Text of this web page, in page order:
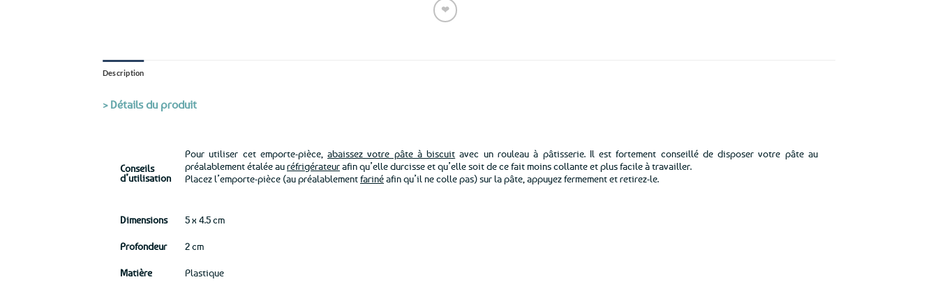
❤
Description
> Détails du produit
Conseils
d’utilisation
Pour utiliser cet emporte-pièce,abaissez votre pâte à biscuit avec un rouleau à pâtisserie. Il est fortement conseillé de disposer votre pâte au
préalablement étalée auréfrigérateurafin qu’elle durcisse et qu’elle soit de ce fait moins collante et plus facile à travailler.
Placez l’emporte-pièce (au préalablementfarinéafin qu’il ne colle pas) sur la pâte, appuyez fermement et retirez-le.
Dimensions 5 x 4.5 cm
Profondeur 2 cm
Matière Plastique